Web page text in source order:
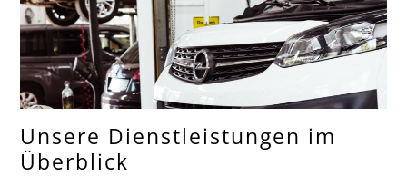
Unsere Dienstleistungen im
Überblick